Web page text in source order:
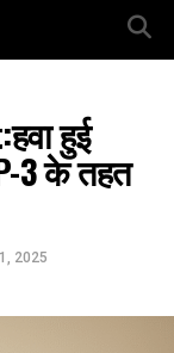
हुई
3 के तहत
2025